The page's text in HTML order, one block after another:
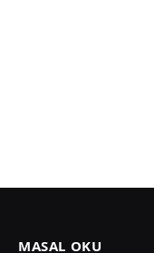
MASAL OKU